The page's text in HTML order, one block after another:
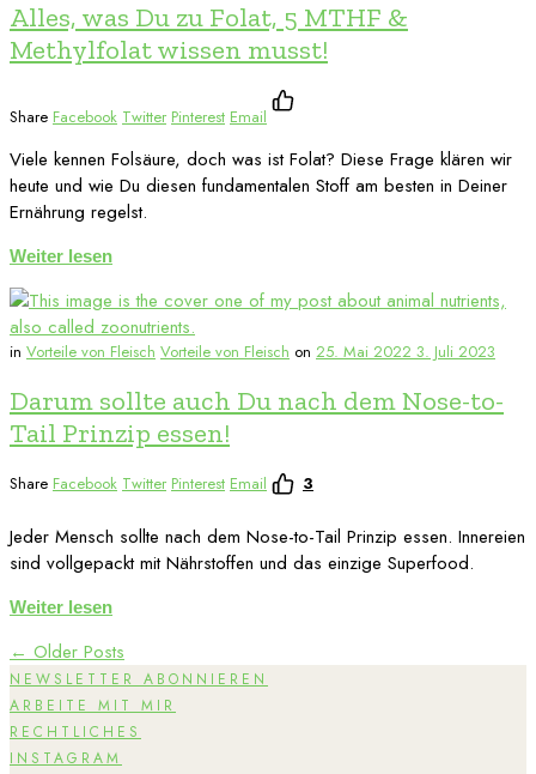
Alles, was Du zu Folat, 5 MTHF &
Methylfolat wissen musst!
Share Facebook Twitter Pinterest Email
Viele kennen Folsäure, doch was ist Folat? Diese Frage klären wir
heute und wie Du diesen fundamentalen Stoff am besten in Deiner
Ernährung regelst.
Weiter lesen
in Vorteile von Fleisch Vorteile von Fleisch on 25. Mai 2022 3. Juli 2023
Darum sollte auch Du nach dem Nose-to-
Tail Prinzip essen!
Share Facebook Twitter Pinterest Email 3
Jeder Mensch sollte nach dem Nose-to-Tail Prinzip essen. Innereien
sind vollgepackt mit Nährstoffen und das einzige Superfood.
Weiter lesen
← Older Posts
NEWSLETTER ABONNIEREN
ARBEITE MIT MIR
RECHTLICHES
INSTAGRAM